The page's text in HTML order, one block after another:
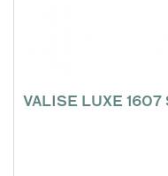
VALISE LUXE 1607